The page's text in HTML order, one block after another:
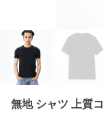
無地 シャツ 上質